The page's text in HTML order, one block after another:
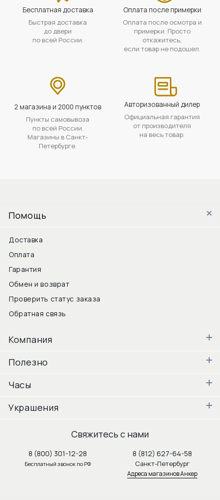
Бесплатная доставка
Быстрая доставка
до двери
по всей России.
Оплата после примерки
Оплата после осмотра и
примерки. Просто
откажитесь,
если товар не подошел.
2 магазина и 2000 пунктов
Пункты самовывоза
по всей России.
Магазины в Санкт-
Петербурге.
Авторизованный дилер
Официальная гарантия
от производителя
на весь товар.
Помощь
Доставка
Оплата
Гарантия
Обмен и возврат
Проверить статус заказа
Обратная связь
Компания
Полезно
Часы
Украшения
Свяжитесь с нами
8 (800) 301-12-28
Бесплатный звонок по РФ
8 (812) 627-64-58
Санкт-Петербург
Адреса магазинов Анкер